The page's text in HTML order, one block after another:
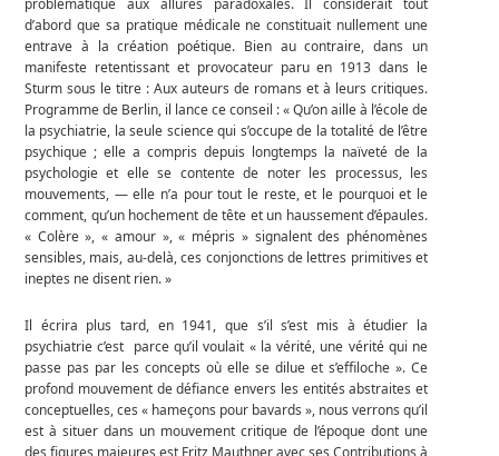
problématique aux allures paradoxales. Il considérait tout
d’abord que sa pratique médicale ne constituait nullement une
entrave à la création poétique. Bien au contraire, dans un
manifeste retentissant et provocateur paru en 1913 dans le
Sturm sous le titre : Aux auteurs de romans et à leurs critiques.
Programme de Berlin, il lance ce conseil : « Qu’on aille à l’école de
la psychiatrie, la seule science qui s’occupe de la totalité de l’être
psychique ; elle a compris depuis longtemps la naïveté de la
psychologie et elle se contente de noter les processus, les
mouvements, — elle n’a pour tout le reste, et le pourquoi et le
comment, qu’un hochement de tête et un haussement d’épaules.
« Colère », « amour », « mépris » signalent des phénomènes
sensibles, mais, au-delà, ces conjonctions de lettres primitives et
ineptes ne disent rien. »
Il écrira plus tard, en 1941, que s’il s’est mis à étudier la
psychiatrie c’est parce qu’il voulait « la vérité, une vérité qui ne
passe pas par les concepts où elle se dilue et s’effiloche ». Ce
profond mouvement de défiance envers les entités abstraites et
conceptuelles, ces « hameçons pour bavards », nous verrons qu’il
est à situer dans un mouvement critique de l’époque dont une
des figures majeures est Fritz Mauthner avec ses Contributions à